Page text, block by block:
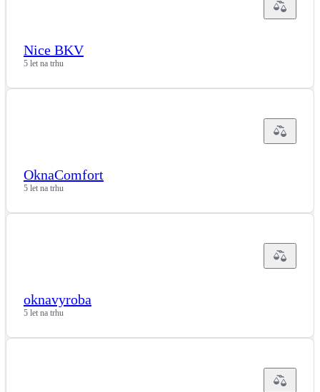
Nice BKV
5 let na trhu
OknaComfort
5 let na trhu
oknavyroba
5 let na trhu